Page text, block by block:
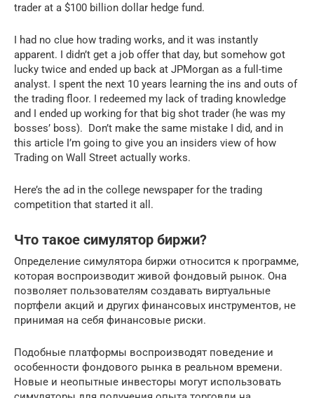
trader at a $100 billion dollar hedge fund.
I had no clue how trading works, and it was instantly
apparent. I didn’t get a job offer that day, but somehow got
lucky twice and ended up back at JPMorgan as a full-time
analyst. I spent the next 10 years learning the ins and outs of
the trading floor. I redeemed my lack of trading knowledge
and I ended up working for that big shot trader (he was my
bosses’ boss). Don’t make the same mistake I did, and in
this article I’m going to give you an insiders view of how
Trading on Wall Street actually works.
Here’s the ad in the college newspaper for the trading
competition that started it all.
Что такое симулятор биржи?
Определение симулятора биржи относится к программе,
которая воспроизводит живой фондовый рынок. Она
позволяет пользователям создавать виртуальные
портфели акций и других финансовых инструментов, не
принимая на себя финансовые риски.
Подобные платформы воспроизводят поведение и
особенности фондового рынка в реальном времени.
Новые и неопытные инвесторы могут использовать